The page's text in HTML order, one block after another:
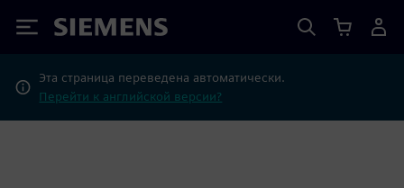
Siemens
Эта страница переведена автоматически.
Перейти к английской версии?